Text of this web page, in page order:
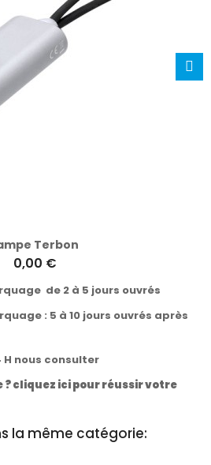
Terbon
0,00 €
de 2 à 5 jours ouvrés
: 5 à 10 jours ouvrés après
nous consulter
? cliquez ici pour réussir votre
la même catégorie: